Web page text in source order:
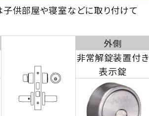
子供部屋や寝室などに取り付けて
外側
非常解錠装置付き
表示錠